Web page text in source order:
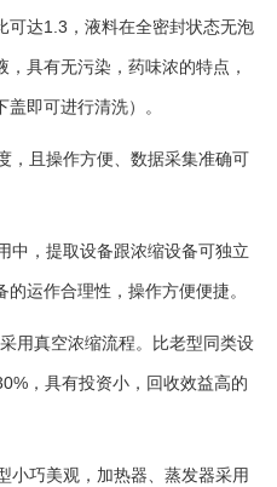
可达1.3，液料在全密封状态无泡
具有无污染，药味浓的特点，
即可进行清洗）。
，且操作方便、数据采集准确可
中，提取设备跟浓缩设备可独立
运作合理性，操作方便便捷。
用真空浓缩流程。比老型同类设
，具有投资小，回收效益高的
小巧美观，加热器、蒸发器采用